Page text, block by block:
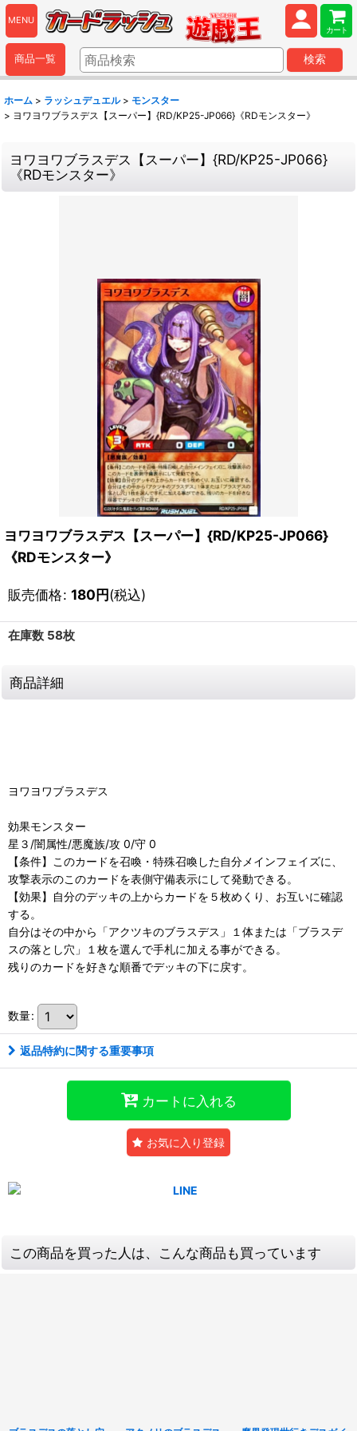
MENU
カート
商品一覧 検索
ホーム > ラッシュデュエル > モンスター
> ヨワヨワブラスデス【スーパー】{RD/KP25-JP066}《RDモンスター》
ヨワヨワブラスデス【スーパー】{RD/KP25-JP066}
《RDモンスター》
ヨワヨワブラスデス【スーパー】{RD/KP25-JP066}
《RDモンスター》
販売価格: 180円(税込)
在庫数 58枚
商品詳細
ヨワヨワブラスデス
効果モンスター
星３/闇属性/悪魔族/攻 0/守 0
【条件】このカードを召喚・特殊召喚した自分メインフェイズに、
攻撃表示のこのカードを表側守備表示にして発動できる。
【効果】自分のデッキの上からカードを５枚めくり、お互いに確認
する。
自分はその中から「アクツキのブラスデス」１体または「ブラスデ
スの落とし穴」１枚を選んで手札に加える事ができる。
残りのカードを好きな順番でデッキの下に戻す。
数量:
返品特約に関する重要事項
カートに入れる
お気に入り登録
この商品を買った人は、こんな商品も買っています